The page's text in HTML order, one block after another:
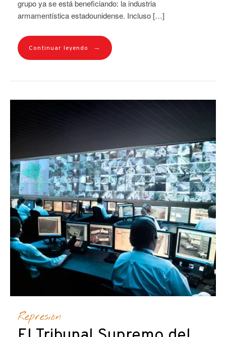
grupo ya se está beneficiando: la industria
armamentística estadounidense. Incluso […]
Continuar leyendo →
Represión